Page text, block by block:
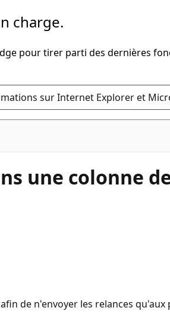
charge.
pour tirer parti des dernières
sur Internet Explorer et
une colonne
de n'envoyer les relances